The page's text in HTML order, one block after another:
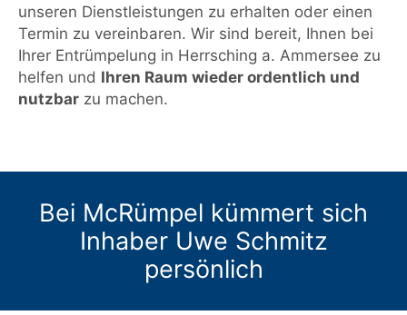
unseren Dienstleistungen zu erhalten oder einen
Termin zu vereinbaren. Wir sind bereit, Ihnen bei
Ihrer Entrümpelung in Herrsching a. Ammersee zu
helfen und Ihren Raum wieder ordentlich und
nutzbar zu machen.
Bei McRümpel kümmert sich
Inhaber Uwe Schmitz
persönlich